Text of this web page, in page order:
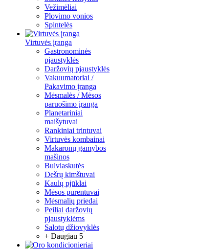
Vežimėliai
Plovimo vonios
Spintelės
Virtuvės įranga
Gastronominės
pjaustyklės
Daržovių pjaustyklės
Vakuumatoriai /
Pakavimo įranga
Mėsmalės / Mėsos
paruošimo įranga
Planetariniai
maišytuvai
Rankiniai trintuvai
Virtuvės kombainai
Makaronų gamybos
mašinos
Bulviaskutės
Dešrų kimštuvai
Kaulų pjūklai
Mėsos purentuvai
Mėsmalių priedai
Peiliai daržovių
pjaustyklėms
Salotų džiovyklės
+ Daugiau 5